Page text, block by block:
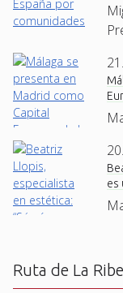
es
Ruta de La